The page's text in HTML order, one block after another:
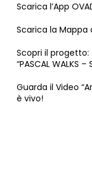
Scarica l’App
Scarica la Mappa
Scopri il progetto:
“PASCAL WALKS –
Guarda il Video
è vivo!